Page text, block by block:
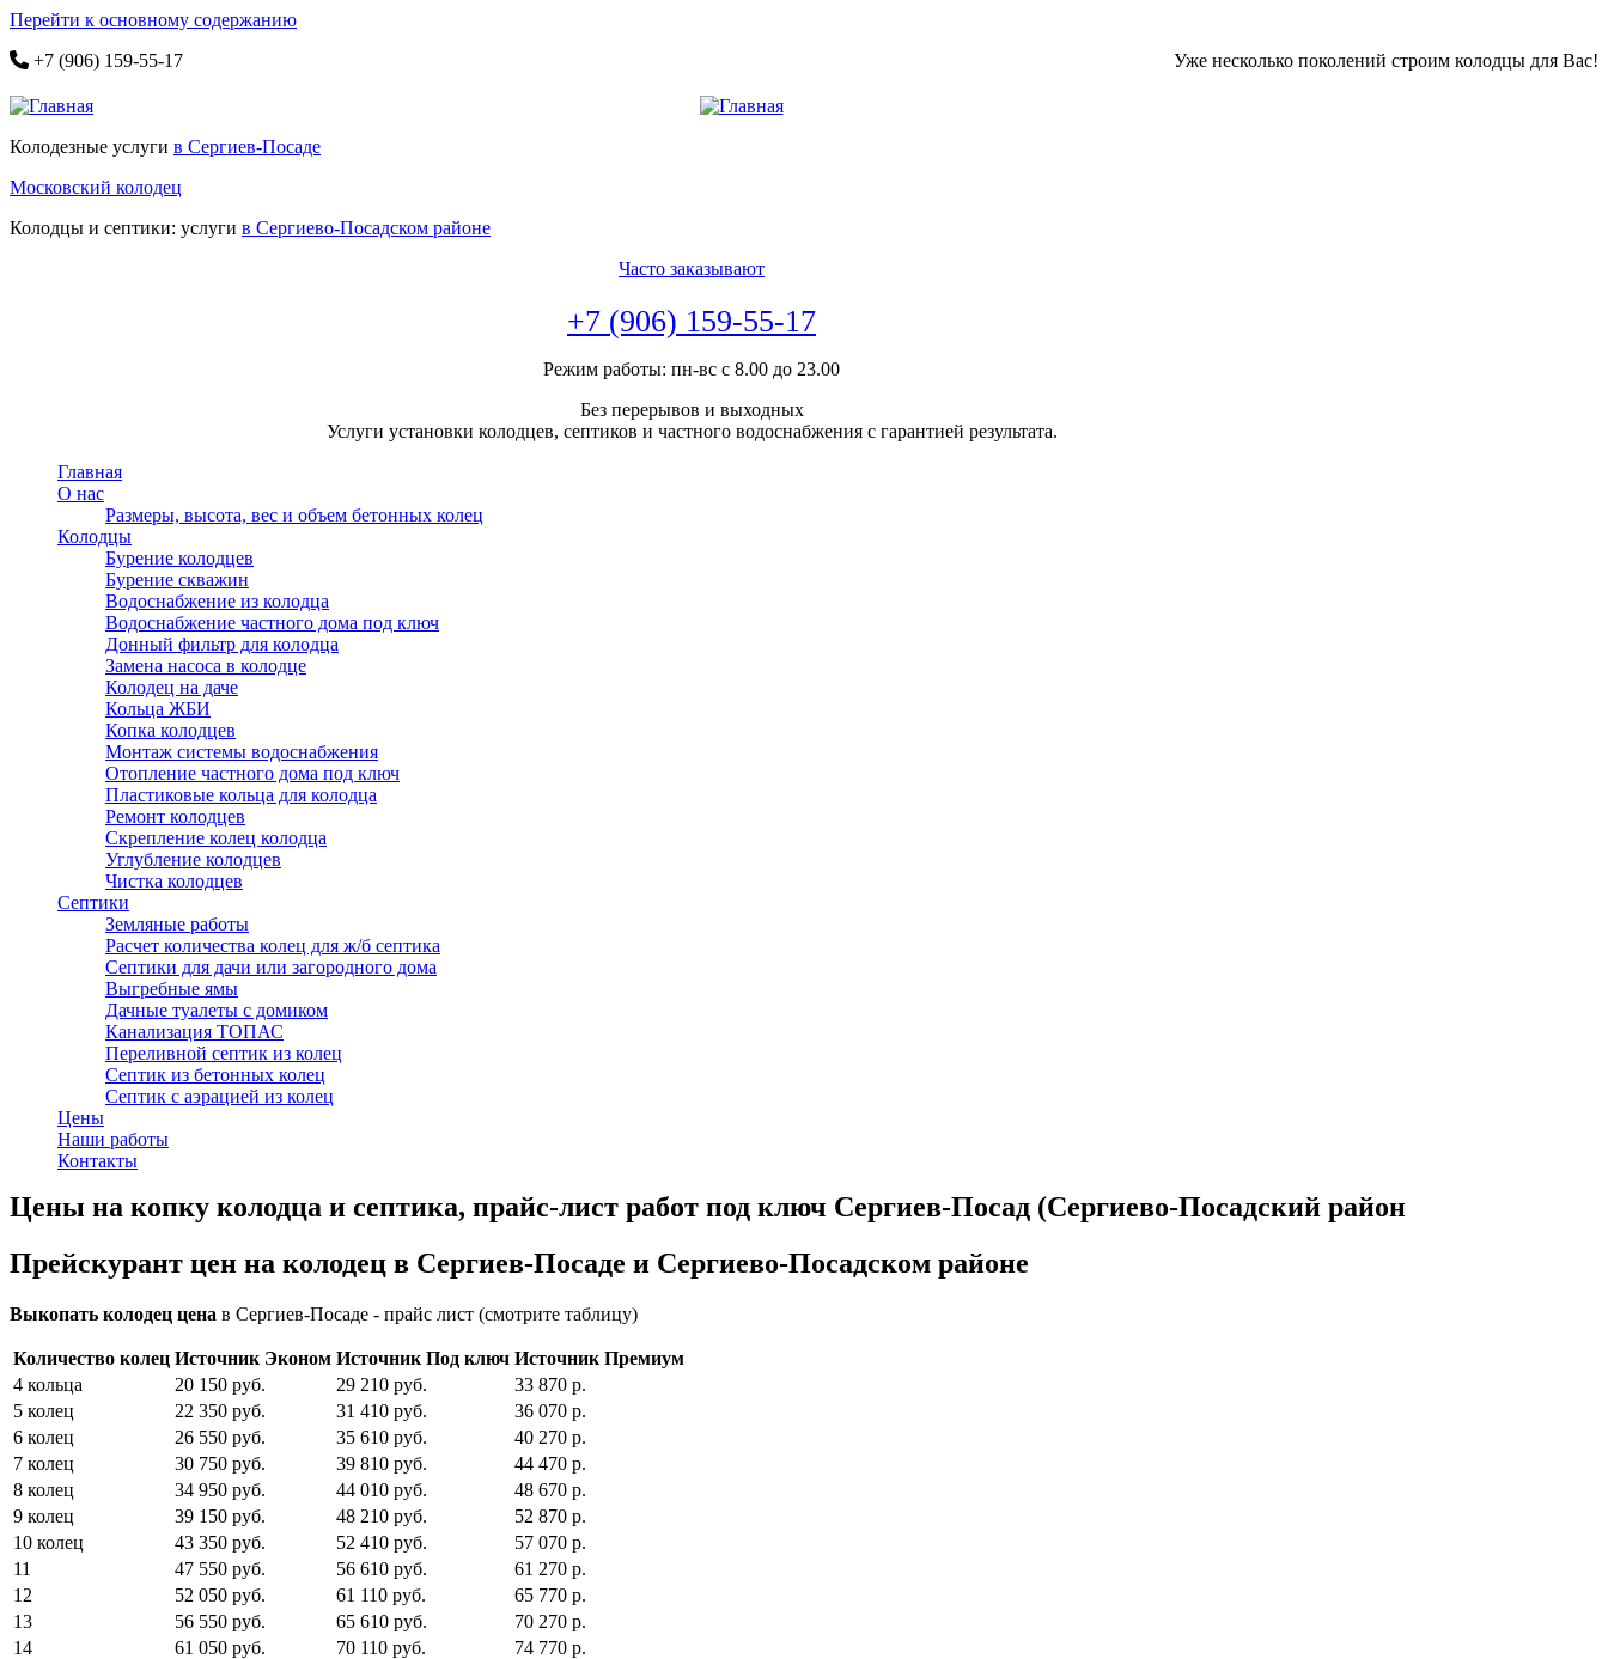
Перейти к основному содержанию
+7 (906) 159-55-17
Уже несколько поколений строим колодцы для Вас!
Колодезные услуги в Сергиев-Посаде
Московский колодец
Колодцы и септики: услуги в Сергиево-Посадском районе
Часто заказывают
+7 (906) 159-55-17
Режим работы: пн-вс с 8.00 до 23.00
Без перерывов и выходных
Услуги установки колодцев, септиков и частного водоснабжения с гарантией результата.
Главная
О нас
Размеры, высота, вес и объем бетонных колец
Колодцы
Бурение колодцев
Бурение скважин
Водоснабжение из колодца
Водоснабжение частного дома под ключ
Донный фильтр для колодца
Замена насоса в колодце
Колодец на даче
Кольца ЖБИ
Копка колодцев
Монтаж системы водоснабжения
Отопление частного дома под ключ
Пластиковые кольца для колодца
Ремонт колодцев
Скрепление колец колодца
Углубление колодцев
Чистка колодцев
Септики
Земляные работы
Расчет количества колец для ж/б септика
Септики для дачи или загородного дома
Выгребные ямы
Дачные туалеты с домиком
Канализация ТОПАС
Переливной септик из колец
Септик из бетонных колец
Септик с аэрацией из колец
Цены
Наши работы
Контакты
Цены на копку колодца и септика, прайс-лист работ под ключ Сергиев-Посад (Сергиево-Посадский район
Прейскурант цен на колодец в Сергиев-Посаде и Сергиево-Посадском районе
Выкопать колодец цена в Сергиев-Посаде - прайс лист (смотрите таблицу)
Количество колец Источник Эконом Источник Под ключ Источник Премиум
4 кольца
20 150 руб. 29 210 руб.
33 870 р.
5 колец
22 350 руб. 31 410 руб.
36 070 р.
6 колец
26 550 руб. 35 610 руб.
40 270 р.
7 колец
30 750 руб. 39 810 руб.
44 470 р.
8 колец
34 950 руб. 44 010 руб.
48 670 р.
9 колец
39 150 руб. 48 210 руб.
52 870 р.
10 колец
43 350 руб. 52 410 руб.
57 070 р.
11
47 550 руб. 56 610 руб.
61 270 р.
12
52 050 руб. 61 110 руб.
65 770 р.
13
56 550 руб. 65 610 руб.
70 270 р.
14
61 050 руб. 70 110 руб.
74 770 р.